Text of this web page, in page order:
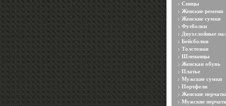
Спицы
Женские ремени
Женские сумки
Футболки
Двухслойные
Бейсболки
Толстовки
Шлепанцы
Женская обувь
Платье
Мужские сумки
Портфели
Женские
Мужские